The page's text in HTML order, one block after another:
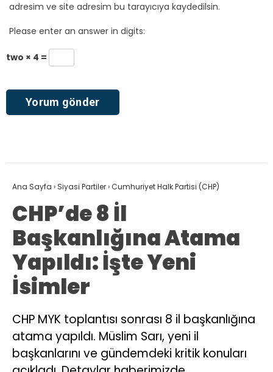
adresim ve site adresim bu tarayıcıya kaydedilsin.
Please enter an answer in digits:
two × 4 =
Ana Sayfa › Siyasi Partiler›Cumhuriyet Halk Partisi (CHP)
CHP’de 8 İl
Başkanlığına Atama
Yapıldı: İşte Yeni
İsimler
CHP MYK toplantısı sonrası 8 il başkanlığına
atama yapıldı. Müslim Sarı, yeni il
başkanlarını ve gündemdeki kritik konuları